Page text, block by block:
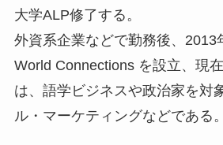
大学ALP修了する。
外資系企業などで勤務後、2013
World Connections を設立、現
は、語学ビジネスや政治家を対
ル・マーケティングなどである。